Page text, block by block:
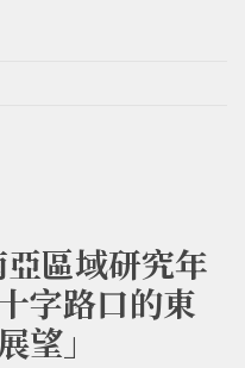
區域研究年
字路口的東
望」